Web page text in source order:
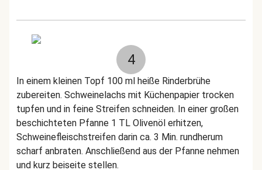
4
In einem kleinen Topf 100 ml heiße Rinderbrühe
zubereiten. Schweinelachs mit Küchenpapier trocken
tupfen und in feine Streifen schneiden. In einer großen
beschichteten Pfanne 1 TL Olivenöl erhitzen,
Schweinefleischstreifen darin ca. 3 Min. rundherum
scharf anbraten. Anschließend aus der Pfanne nehmen
und kurz beiseite stellen.